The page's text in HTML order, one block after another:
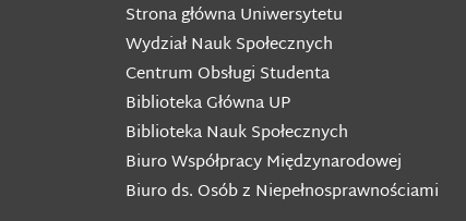
Strona główna Uniwersytetu
Wydział Nauk Społecznych
Centrum Obsługi Studenta
Biblioteka Główna UP
Biblioteka Nauk Społecznych
Biuro Współpracy Międzynarodowej
Biuro ds. Osób z Niepełnosprawnościami